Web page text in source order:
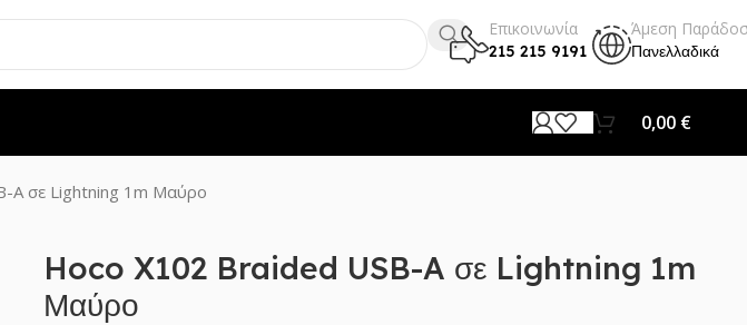
Επικοινωνία
215 215 9191
Άμεση
Πανελλαδικά
0,00 €
A σε Lightning 1m Μαύρο
Hoco X102 Braided USB-A σε Lightning 1m
Μαύρο